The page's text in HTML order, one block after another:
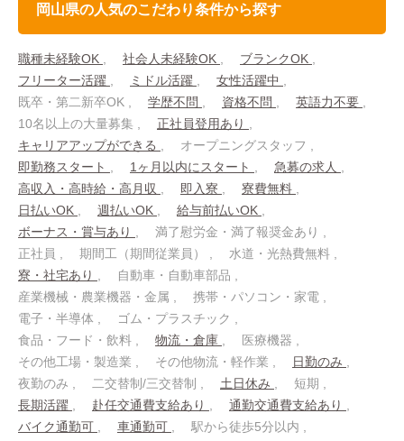
岡山県の人気のこだわり条件から探す
職種未経験OK 社会人未経験OK
ブランクOK
フリーター活躍
ミドル活躍
女性活躍中
既卒・第二新卒OK
学歴不問 資格不問
英語力不要
10名以上の大量募集
正社員登用あり
キャリアアップができる
オープニングスタッフ
即勤務スタート
1ヶ月以内にスタート
急募の求人
高収入・高時給・高月収
即入寮
寮費無料
日払いOK
週払いOK
給与前払いOK
ボーナス・賞与あり
満了慰労金・満了報奨金あり
正社員
期間工（期間従業員）
水道・光熱費無料
寮・社宅あり
自動車・自動車部品
産業機械・農業機器・金属
携帯・パソコン・家電
電子・半導体
ゴム・プラスチック
食品・フード・飲料
物流・倉庫
医療機器
その他工場・製造業
その他物流・軽作業
日勤のみ
夜勤のみ
二交替制/三交替制 土日休み
短期
長期活躍
赴任交通費支給あり
通勤交通費支給あり
バイク通勤可
車通勤可
駅から徒歩5分以内